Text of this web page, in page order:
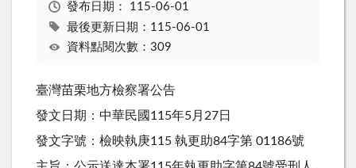
發布日期： 115-06-01
最後更新日期：115-06-01
資料點閱次數：309
臺灣苗栗地方檢察署公告
發文日期：中華民國115年5月27日
發文字號：檢映執庚115 執更助84字第 01186號